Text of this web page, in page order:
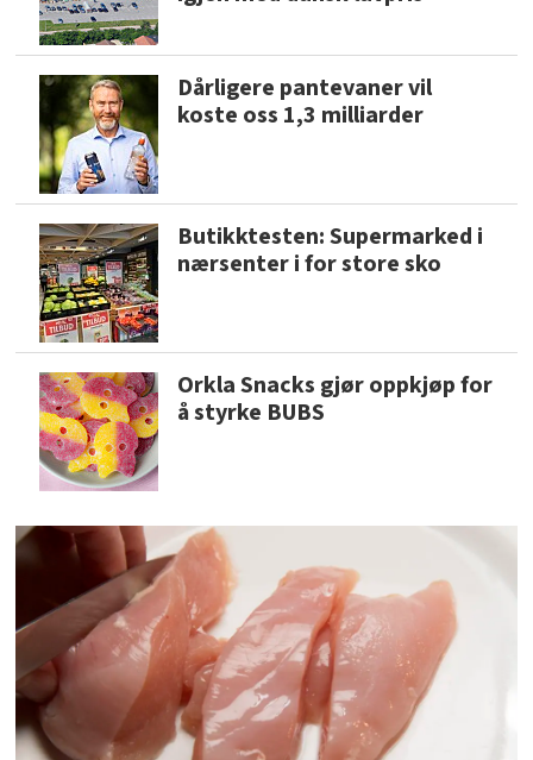
Dårligere pantevaner vil
koste oss 1,3 milliarder
Butikktesten: Supermarked i
nærsenter i for store sko
Orkla Snacks gjør oppkjøp for
å styrke BUBS